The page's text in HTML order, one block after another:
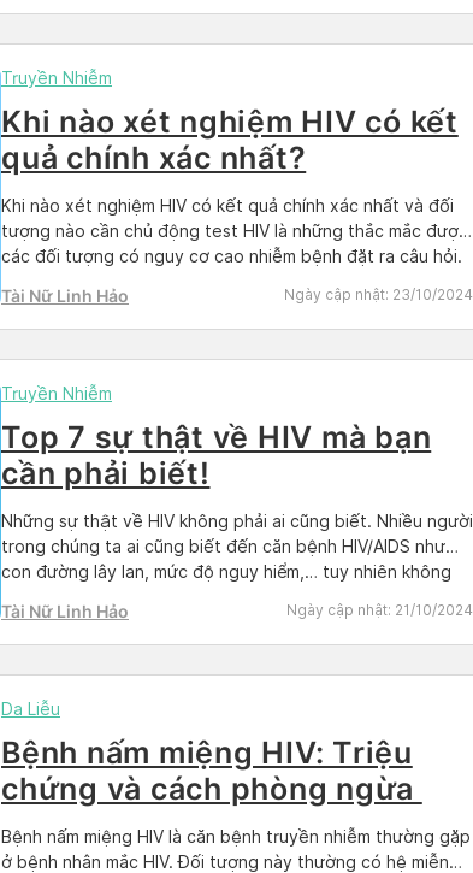
Truyền Nhiễm
Khi nào xét nghiệm HIV có kết
quả chính xác nhất?
Khi nào xét nghiệm HIV có kết quả chính xác nhất và đối
tượng nào cần chủ động test HIV là những thắc mắc được
các đối tượng có nguy cơ cao nhiễm bệnh đặt ra câu hỏi.
tất cả thắc mắc […]
Tài Nữ Linh Hảo Ngày cập nhật: 23/10/2024
Truyền Nhiễm
Top 7 sự thật về HIV mà bạn
cần phải biết!
Những sự thật về HIV không phải ai cũng biết. Nhiều người
trong chúng ta ai cũng biết đến căn bệnh HIV/AIDS như
con đường lây lan, mức độ nguy hiểm,… tuy nhiên không
vén màn sự thật để bổ sung thêm kiến thức […]
Tài Nữ Linh Hảo Ngày cập nhật: 21/10/2024
Da Liễu
Bệnh nấm miệng HIV: Triệu
chứng và cách phòng ngừa
Bệnh nấm miệng HIV là căn bệnh truyền nhiễm thường gặp
ở bệnh nhân mắc HIV. Đối tượng này thường có hệ miễn